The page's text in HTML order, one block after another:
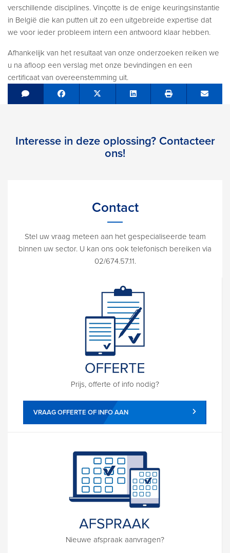
verschillende disciplines. Vinçotte is de enige keuringsinstantie
in België die kan putten uit zo een uitgebreide expertise dat
we voor ieder probleem intern een antwoord klaar hebben.
Afhankelijk van het resultaat van onze onderzoeken reiken we
u na afloop een verslag met onze bevindingen en een
certificaat van overeenstemming uit.
Share on Facebook
Tweet Share on LinkedIn Send
Interesse in deze oplossing? Contacteer
ons!
Contact
Stel uw vraag meteen aan het gespecialiseerde team
binnen uw sector. U kan ons ook telefonisch bereiken via
02/674.57.11.
Prijs, offerte of info nodig?
VRAAG OFFERTE OF INFO AAN
Nieuwe afspraak aanvragen?